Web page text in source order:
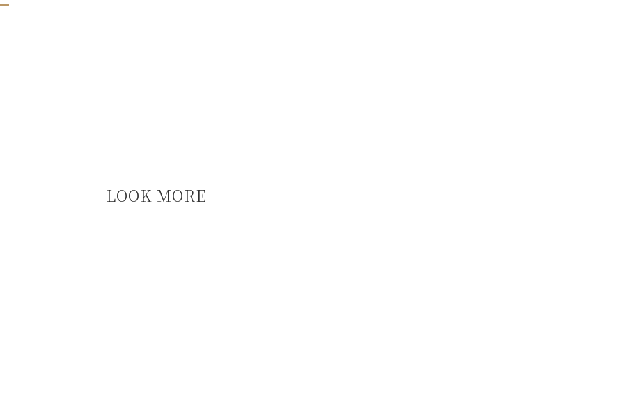
LOOK MORE